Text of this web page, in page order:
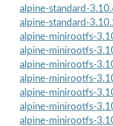
alpine-standard-
alpine-standard-
alpine-minirootfs-
alpine-minirootfs-
alpine-minirootfs-
alpine-minirootfs-
alpine-minirootfs-
alpine-minirootfs-
alpine-minirootfs-